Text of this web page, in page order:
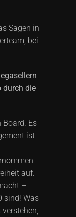
Sagen in
bei
durch die
Board. Es
ist
auf.
–
sind! Was